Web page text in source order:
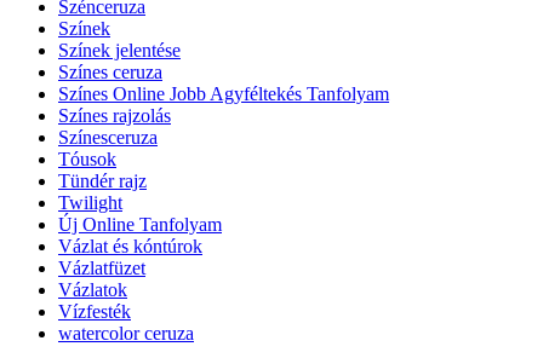
Szénceruza
Színek
Színek jelentése
Színes ceruza
Színes Online Jobb Agyféltekés Tanfolyam
Színes rajzolás
Színesceruza
Tóusok
Tündér rajz
Twilight
Új Online Tanfolyam
Vázlat és kóntúrok
Vázlatfüzet
Vázlatok
Vízfesték
watercolor ceruza